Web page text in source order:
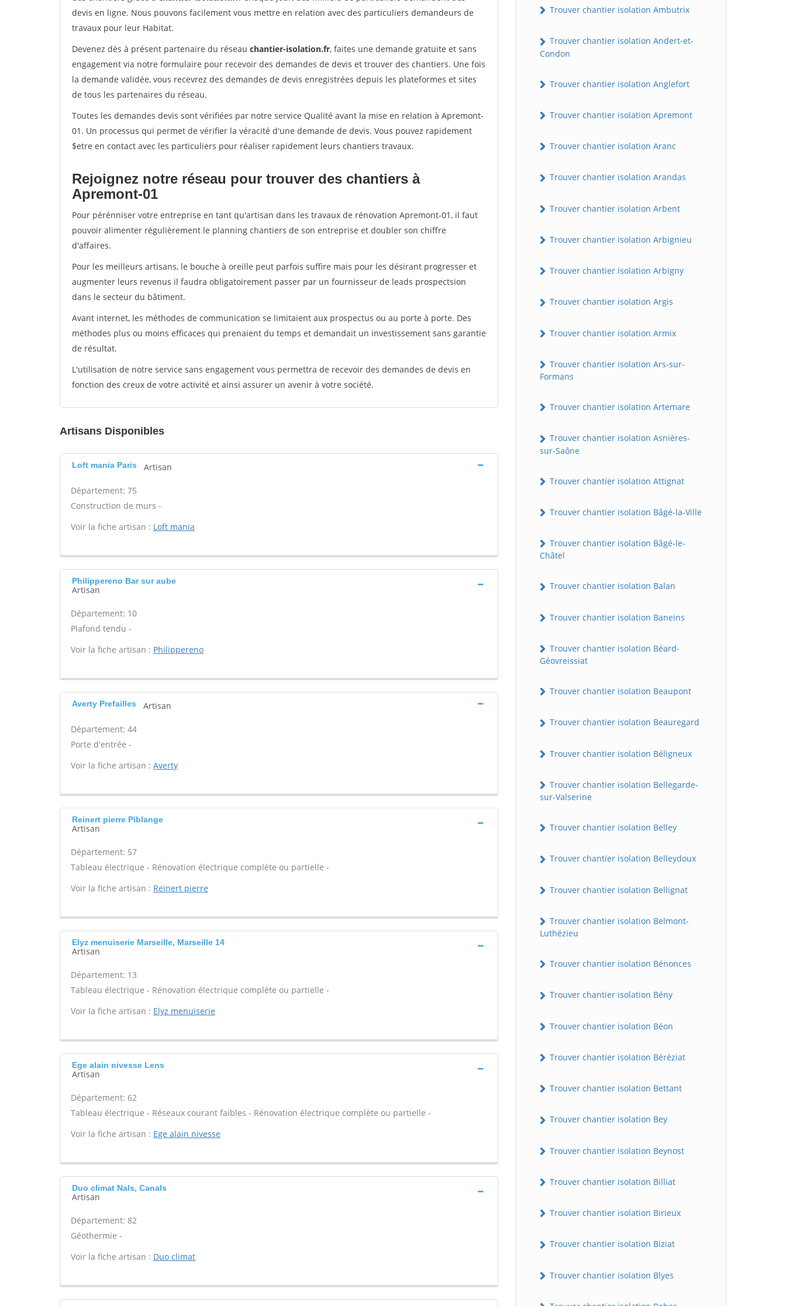
devis en ligne. Nous pouvons facilement vous mettre en relation avec des particuliers demandeurs de
travaux pour leur Habitat.
Devenez dès à présent partenaire du réseau chantier-isolation.fr, faites une demande gratuite et sans
engagement via notre formulaire pour recevoir des demandes de devis et trouver des chantiers. Une fois
la demande validée, vous recevrez des demandes de devis enregistrées depuis les plateformes et sites
de tous les partenaires du réseau.
Toutes les demandes devis sont vérifiées par notre service Qualité avant la mise en relation à Apremont-
01. Un processus qui permet de vérifier la véracité d'une demande de devis. Vous pouvez rapidement
$etre en contact avec les particuliers pour réaliser rapidement leurs chantiers travaux.
Rejoignez notre réseau pour trouver des chantiers à
Apremont-01
Pour pérénniser votre entreprise en tant qu'artisan dans les travaux de rénovation Apremont-01, il faut
pouvoir alimenter régulièrement le planning chantiers de son entreprise et doubler son chiffre
d'affaires.
Pour les meilleurs artisans, le bouche à oreille peut parfois suffire mais pour les désirant progresser et
augmenter leurs revenus il faudra obligatoirement passer par un fournisseur de leads prospectsion
dans le secteur du bâtiment.
Avant internet, les méthodes de communication se limitaient aux prospectus ou au porte à porte. Des
méthodes plus ou moins efficaces qui prenaient du temps et demandait un investissement sans garantie
de résultat.
L'utilisation de notre service sans engagement vous permettra de recevoir des demandes de devis en
fonction des creux de votre activité et ainsi assurer un avenir à votre société.
Artisans Disponibles
Loft mania Paris Artisan
Département: 75
Construction de murs -
Voir la fiche artisan : Loft mania
Philippereno Bar sur aube
Artisan
Département: 10
Plafond tendu -
Voir la fiche artisan : Philippereno
Averty Prefailles Artisan
Département: 44
Porte d'entrée -
Voir la fiche artisan : Averty
Reinert pierre Piblange
Artisan
Département: 57
Tableau électrique - Rénovation électrique complète ou partielle -
Voir la fiche artisan : Reinert pierre
Elyz menuiserie Marseille, Marseille 14
Artisan
Département: 13
Tableau électrique - Rénovation électrique complète ou partielle -
Voir la fiche artisan : Elyz menuiserie
Ege alain nivesse Lens
Artisan
Département: 62
Tableau électrique - Réseaux courant faibles - Rénovation électrique complète ou partielle -
Voir la fiche artisan : Ege alain nivesse
Duo climat Nals, Canals
Artisan
Département: 82
Géothermie -
Voir la fiche artisan : Duo climat
Trouver chantier isolation Ambutrix
Trouver chantier isolation Andert-et-
Condon
Trouver chantier isolation Anglefort
Trouver chantier isolation Apremont
Trouver chantier isolation Aranc
Trouver chantier isolation Arandas
Trouver chantier isolation Arbent
Trouver chantier isolation Arbignieu
Trouver chantier isolation Arbigny
Trouver chantier isolation Argis
Trouver chantier isolation Armix
Trouver chantier isolation Ars-sur-
Formans
Trouver chantier isolation Artemare
Trouver chantier isolation Asnières-
sur-Saône
Trouver chantier isolation Attignat
Trouver chantier isolation Bâgé-la-Ville
Trouver chantier isolation Bâgé-le-
Châtel
Trouver chantier isolation Balan
Trouver chantier isolation Baneins
Trouver chantier isolation Béard-
Géovreissiat
Trouver chantier isolation Beaupont
Trouver chantier isolation Beauregard
Trouver chantier isolation Béligneux
Trouver chantier isolation Bellegarde-
sur-Valserine
Trouver chantier isolation Belley
Trouver chantier isolation Belleydoux
Trouver chantier isolation Bellignat
Trouver chantier isolation Belmont-
Luthézieu
Trouver chantier isolation Bénonces
Trouver chantier isolation Bény
Trouver chantier isolation Béon
Trouver chantier isolation Béréziat
Trouver chantier isolation Bettant
Trouver chantier isolation Bey
Trouver chantier isolation Beynost
Trouver chantier isolation Billiat
Trouver chantier isolation Birieux
Trouver chantier isolation Biziat
Trouver chantier isolation Blyes